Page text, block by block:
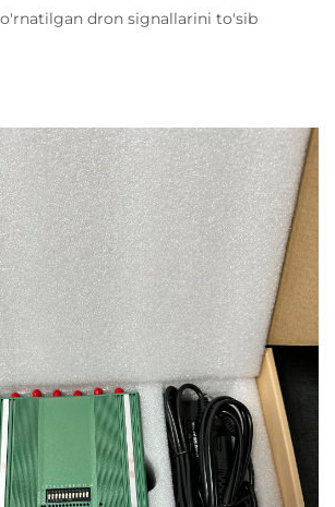
dron signallarini to'sib